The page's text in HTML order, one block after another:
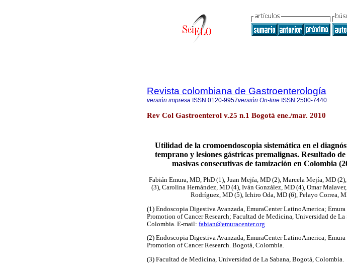
Revista colombiana de Gastroenterología
versión impresa ISSN 0120-9957versión On-line ISSN 2500-7440
Rev Col Gastroenterol v.25 n.1 Bogotá ene./mar. 2010
Utilidad de la cromoendoscopia sistemática en el
temprano y lesiones gástricas premalignas. Resultado
masivas consecutivas de tamización en Colombia
Fabián Emura, MD, PhD (1), Juan Mejía, MD (2), Marcela Mejía, MD
(3), Carolina Hernández, MD (4), Iván González, MD (4), Omar
Rodríguez, MD (5), Ichiro Oda, MD (6), Pelayo Correa,
(1) Endoscopia Digestiva Avanzada, EmuraCenter LatinoAmerica;
Promotion of Cancer Research; Facultad de Medicina, Universidad de La
Colombia. E-mail: fabian@emuracenter.org
(2) Endoscopia Digestiva Avanzada, EmuraCenter LatinoAmerica;
Promotion of Cancer Research. Bogotá, Colombia.
(3) Facultad de Medicina, Universidad de La Sabana, Bogotá, Colombia.